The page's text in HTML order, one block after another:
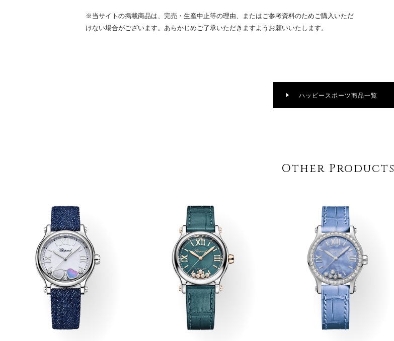
※当サイトの掲載商品は、完売・生産中止等の理由、またはご参考資料のためご購入いただ
けない場合がございます。あらかじめご了承いただきますようお願いいたします。
ハッピースポーツ商品一覧
Other Products